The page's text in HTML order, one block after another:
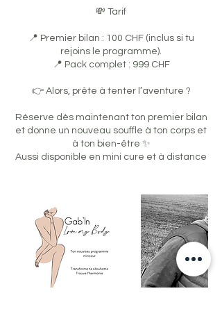
💸 Tarif
📍 Premier bilan : 100 CHF (inclus si tu
rejoins le programme).
📍 Pack complet : 999 CHF
👉 Alors, prête à tenter l’aventure ?
Réserve dès maintenant ton premier bilan
et donne un nouveau souffle à ton corps et
à ton bien-être ✨
Aussi disponible en mini cure et à distance